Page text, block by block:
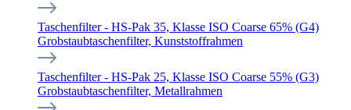
Taschenfilter - HS-Pak 35, Klasse ISO Coarse 65% (G4)
Grobstaubtaschenfilter, Kunststoffrahmen
Taschenfilter - HS-Pak 25, Klasse ISO Coarse 55% (G3)
Grobstaubtaschenfilter, Metallrahmen